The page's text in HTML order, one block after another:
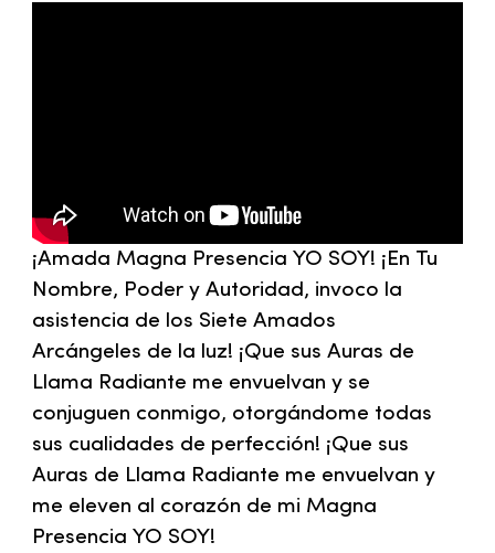
¡Amada Magna Presencia YO SOY! ¡En Tu
Nombre, Poder y Autoridad, invoco la
asistencia de los Siete Amados
Arcángeles de la luz! ¡Que sus Auras de
Llama Radiante me envuelvan y se
conjuguen conmigo, otorgándome todas
sus cualidades de perfección! ¡Que sus
Auras de Llama Radiante me envuelvan y
me eleven al corazón de mi Magna
Presencia YO SOY!